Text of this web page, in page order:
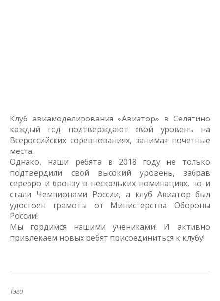
Клуб авиамоделирования «Авиатор» в Селятино
каждый год подтверждают свой уровень на
Всероссийских соревнованиях, занимая почетные
места.
Однако, наши ребята в 2018 году не только
подтвердили свой высокий уровень, забрав
серебро и бронзу в нескольких номинациях, но и
стали Чемпионами России, а клуб Авиатор был
удостоен грамоты от Министерства Обороны
России!
Мы гордимся нашими учениками! И активно
привлекаем новых ребят присоединиться к клубу!
Тэги